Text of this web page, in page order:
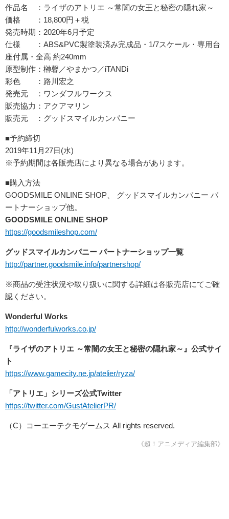
作品名 ：ライザのアトリエ ～常闇の女王と秘密の隠れ家～
価格 ：18,800円＋税
発売時期：2020年6月予定
仕様 ：ABS&PVC製塗装済み完成品・1/7スケール・専用台
座付属・全高 約240mm
原型制作：榊馨／やまかつ／iTANDi
彩色 ：路川宏之
発売元 ：ワンダフルワークス
販売協力：アクアマリン
販売元 ：グッドスマイルカンパニー
■予約締切
2019年11月27日(水)
※予約期間は各販売店により異なる場合があります。
■購入方法
GOODSMILE ONLINE SHOP、 グッドスマイルカンパニー パ
ートナーショップ他。
GOODSMILE ONLINE SHOP
https://goodsmileshop.com/
グッドスマイルカンパニー パートナーショップ一覧
http://partner.goodsmile.info/partnershop/
※商品の受注状況や取り扱いに関する詳細は各販売店にてご確
認ください。
Wonderful Works
http://wonderfulworks.co.jp/
『ライザのアトリエ ～常闇の女王と秘密の隠れ家～』公式サイ
ト
https://www.gamecity.ne.jp/atelier/ryza/
「アトリエ」シリーズ公式Twitter
https://twitter.com/GustAtelierPR/
（C） コーエーテクモゲームス All rights reserved.
《超！アニメディア編集部》